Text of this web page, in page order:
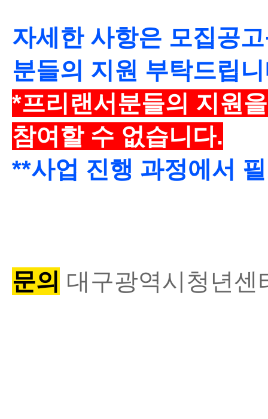
자세한 사항은 모집공
분들의 지원 부탁드립
*프리랜서분들의 지원
참여할 수 없습니다.
**사업 진행 과정에서
문의 대구광역시청년